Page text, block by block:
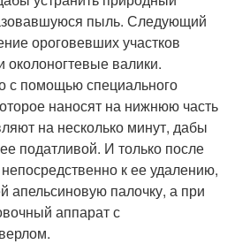
пыль. Следующий
ороговевших участков
околоногтевые валики.
с помощью специального
наносят на нижнюю часть
на несколько минут, дабы
податливой. И только после
к ее удалению,
апельсиновую палочку, а при
аппарат с